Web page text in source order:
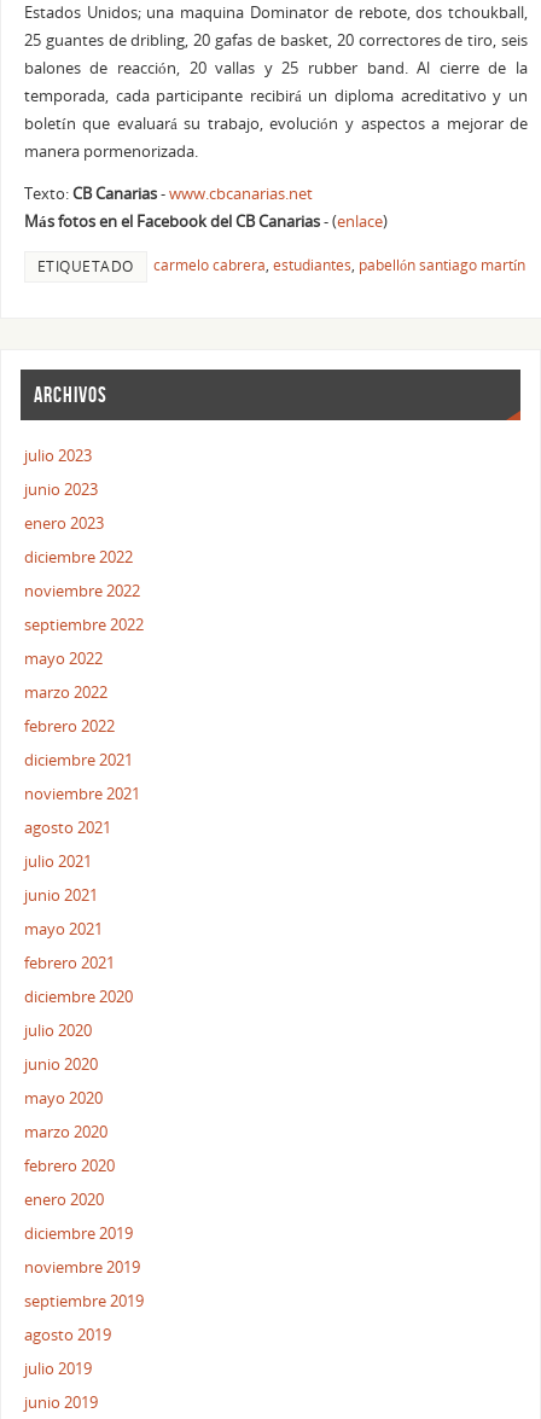
Estados Unidos; una maquina Dominator de rebote, dos tchoukball,
25 guantes de dribling, 20 gafas de basket, 20 correctores de tiro, seis
balones de reacción, 20 vallas y 25 rubber band. Al cierre de la
temporada, cada participante recibirá un diploma acreditativo y un
boletín que evaluará su trabajo, evolución y aspectos a mejorar de
manera pormenorizada.
Texto:CB Canarias-www.cbcanarias.net
Más fotos en el Facebook del CB Canarias- (enlace)
ETIQUETADO carmelo cabrera, estudiantes, pabellón santiago martín
ARCHIVOS
julio 2023
junio 2023
enero 2023
diciembre 2022
noviembre 2022
septiembre 2022
mayo 2022
marzo 2022
febrero 2022
diciembre 2021
noviembre 2021
agosto 2021
julio 2021
junio 2021
mayo 2021
febrero 2021
diciembre 2020
julio 2020
junio 2020
mayo 2020
marzo 2020
febrero 2020
enero 2020
diciembre 2019
noviembre 2019
septiembre 2019
agosto 2019
julio 2019
junio 2019